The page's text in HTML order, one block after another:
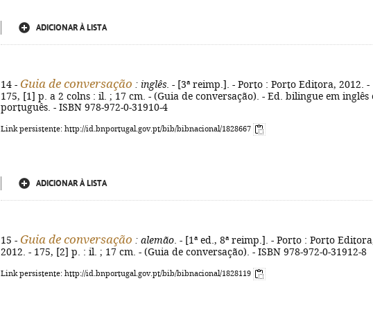
ADICIONAR À LISTA
14 - Guia de conversação : inglês . - [3ª reimp.]. - Porto : Porto Editora, 2012. -
175, [1] p. a 2 colns : il. ; 17 cm. - (Guia de conversação). - Ed. bilingue em inglês
português. - ISBN 978-972-0-31910-4
Link persistente: http://id.bnportugal.gov.pt/bib/bibnacional/1828667
ADICIONAR À LISTA
15 - Guia de conversação : alemão . - [1ª ed., 8ª reimp.]. - Porto : Porto
2012. - 175, [2] p. : il. ; 17 cm. - (Guia de conversação). - ISBN 978-972-0-31912-8
Link persistente: http://id.bnportugal.gov.pt/bib/bibnacional/1828119